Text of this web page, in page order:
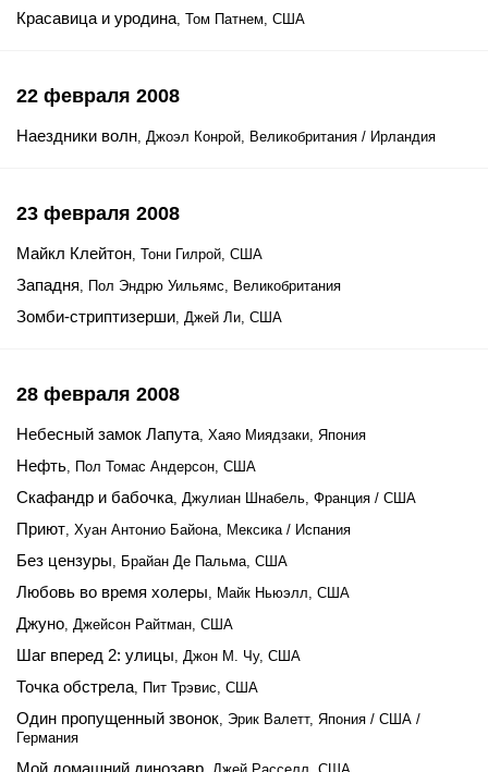
Красавица и уродина, Том Патнем, США
22 февраля 2008
Наездники волн, Джоэл Конрой, Великобритания / Ирландия
23 февраля 2008
Майкл Клейтон, Тони Гилрой, США
Западня, Пол Эндрю Уильямс, Великобритания
Зомби-стриптизерши, Джей Ли, США
28 февраля 2008
Небесный замок Лапута, Хаяо Миядзаки, Япония
Нефть, Пол Томас Андерсон, США
Скафандр и бабочка, Джулиан Шнабель, Франция / США
Приют, Хуан Антонио Байона, Мексика / Испания
Без цензуры, Брайан Де Пальма, США
Любовь во время холеры, Майк Ньюэлл, США
Джуно, Джейсон Райтман, США
Шаг вперед 2: улицы, Джон М. Чу, США
Точка обстрела, Пит Трэвис, США
Один пропущенный звонок, Эрик Валетт, Япония / США /
Германия
Мой домашний динозавр